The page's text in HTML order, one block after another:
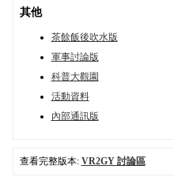
其他
茶餘飯後吹水版
軍事討論版
科普大觀園
活動資料
內部通訊版
查看完整版本: VR2GY 討論區